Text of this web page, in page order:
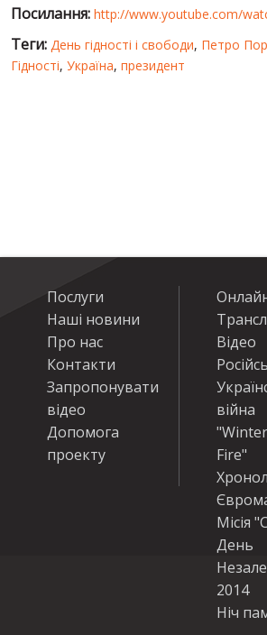
Посилання: http://www.youtube.com/
Теги: День гідності і свободи, Петро
Гідності, Україна, президент
Послуги
Наші новини
Про нас
Контакти
Запропонувати
відео
Допомога
проекту
Відео
війна
Fire"
Місія
День
2014
Ніч